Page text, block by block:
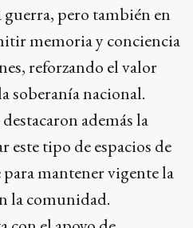
pero también en
memoria y conciencia
reforzando el valor
soberanía nacional.
además la
este tipo de espacios de
mantener vigente la
la comunidad.